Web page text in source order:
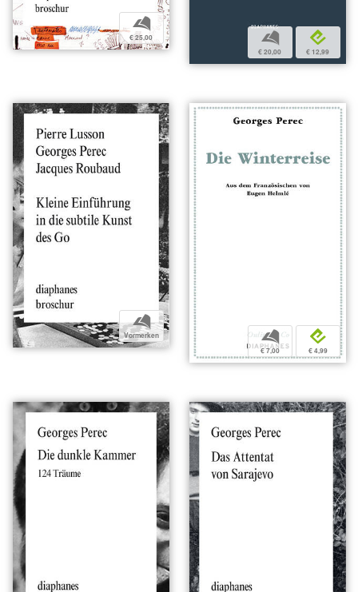
b
€ 25,00 b
€ 20,00
e
€ 12,99
b
Vormerken b
€ 7,00
e
€ 4,99